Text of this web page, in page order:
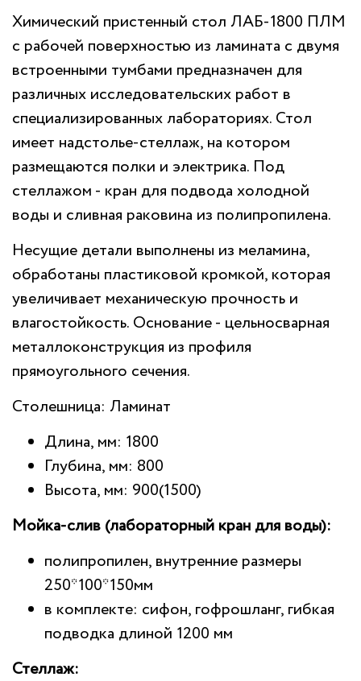
Химический пристенный стол ЛАБ-1800 ПЛМ
с рабочей поверхностью из ламината с двумя
встроенными тумбами предназначен для
различных исследовательских работ в
специализированных лабораториях. Стол
имеет надстолье-стеллаж, на котором
размещаются полки и электрика. Под
стеллажом - кран для подвода холодной
воды и сливная раковина из полипропилена.
Несущие детали выполнены из меламина,
обработаны пластиковой кромкой, которая
увеличивает механическую прочность и
влагостойкость. Основание - цельносварная
металлоконструкция из профиля
прямоугольного сечения.
Столешница: Ламинат
Длина, мм: 1800
Глубина, мм: 800
Высота, мм: 900(1500)
Мойка-слив (лабораторный кран для воды):
полипропилен, внутренние размеры
250*100*150мм
в комплекте: сифон, гофрошланг, гибкая
подводка длиной 1200 мм
Стеллаж: